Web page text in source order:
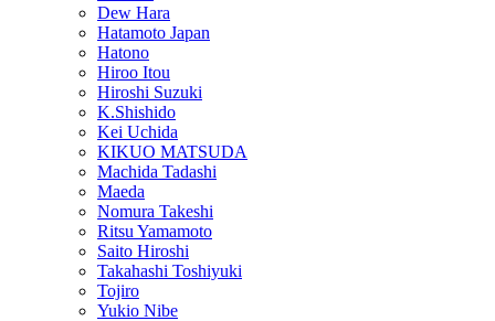
Dew Hara
Hatamoto Japan
Hatono
Hiroo Itou
Hiroshi Suzuki
K.Shishido
Kei Uchida
KIKUO MATSUDA
Machida Tadashi
Maeda
Nomura Takeshi
Ritsu Yamamoto
Saito Hiroshi
Takahashi Toshiyuki
Tojiro
Yukio Nibe